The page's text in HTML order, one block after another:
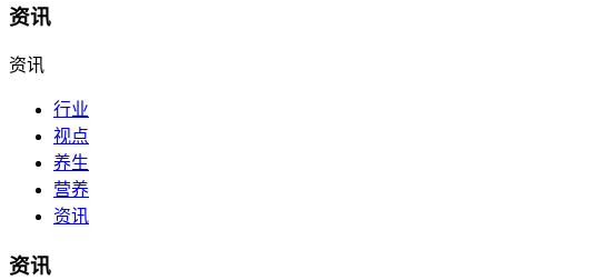
资讯
资讯
行业
视点
养生
营养
资讯
资讯